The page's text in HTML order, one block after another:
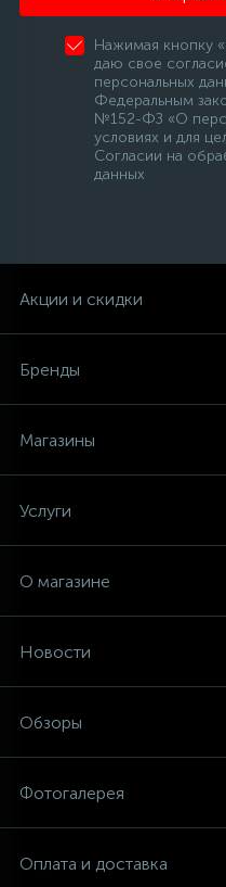
Нажимая кнопку
даю свое
персональных
Федеральным
№152-ФЗ «О
условиях и для
Согласии на
данных
Акции и скидки
Бренды
Магазины
Услуги
О магазине
Новости
Обзоры
Фотогалерея
Оплата и доставка